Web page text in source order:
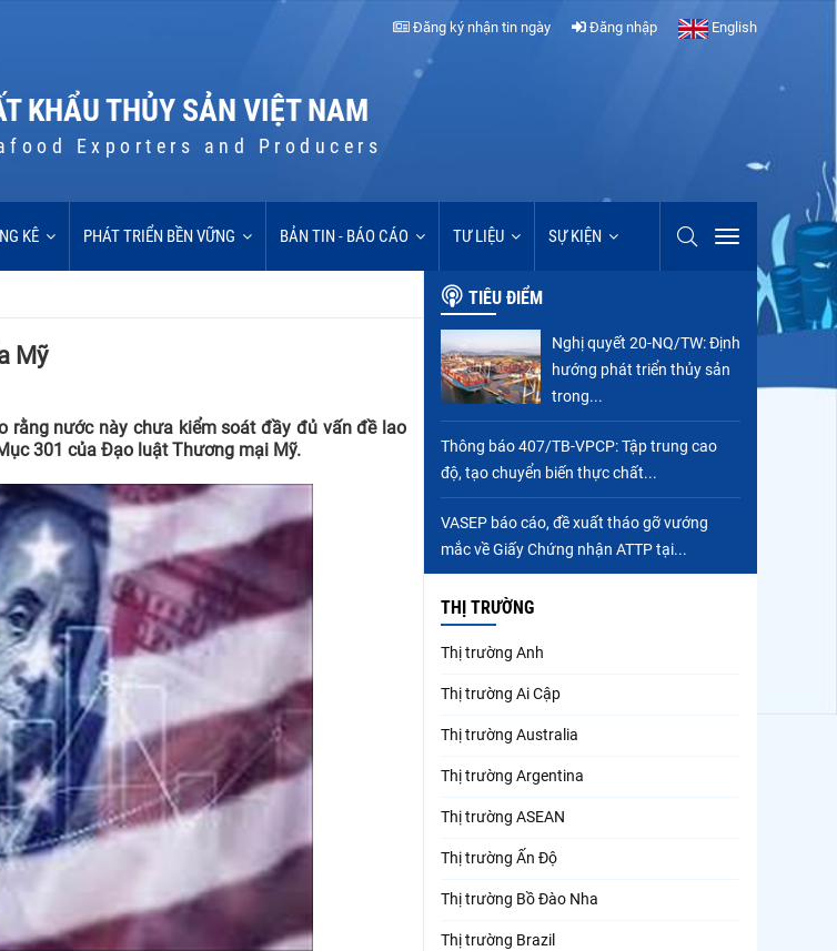
Đăng ký nhận tin ngày Đăng nhập English
KHẨU THỦY SẢN VIỆT NAM
Exporters and Producers
KÊ PHÁT TRIỂN BỀN VỮNG BẢN TIN - BÁO CÁO TƯ LIỆU SỰ KIỆN
Mỹ
rằng nước này chưa kiểm soát đầy đủ vấn đề lao
301 của Đạo luật Thương mại Mỹ.
TIÊU ĐIỂM
Nghị quyết 20-NQ/TW: Định
hướng phát triển thủy sản
trong...
Thông báo 407/TB-VPCP: Tập trung cao
độ, tạo chuyển biến thực chất...
VASEP báo cáo, đề xuất tháo gỡ vướng
mắc về Giấy Chứng nhận ATTP tại...
THỊ TRƯỜNG
Thị trường Anh
Thị trường Ai Cập
Thị trường Australia
Thị trường Argentina
Thị trường ASEAN
Thị trường Ấn Độ
Thị trường Bồ Đào Nha
Thị trường Brazil